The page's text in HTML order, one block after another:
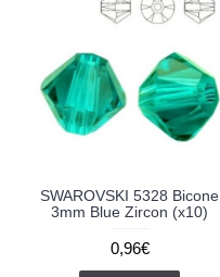
SWAROVSKI 5328 Bicone
3mm Blue Zircon (x10)
0,96€